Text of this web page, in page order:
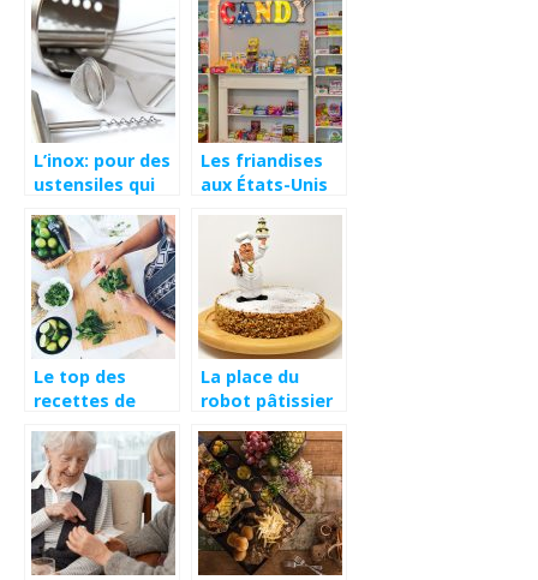
L’inox: pour des
ustensiles qui
longtemps
Les friandises
aux États-Unis
Le top des
recettes de
La place du
robot pâtissier